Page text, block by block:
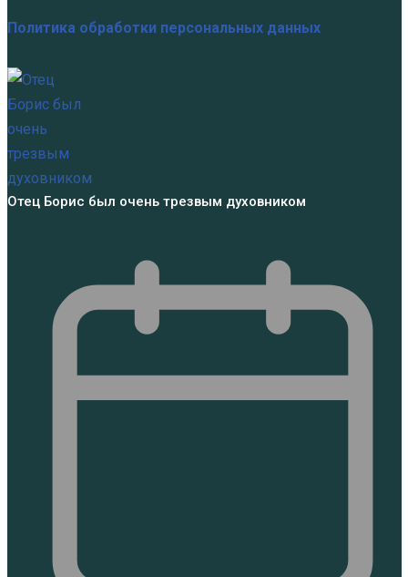
Политика обработки персональных данных
Отец Борис был очень трезвым духовником